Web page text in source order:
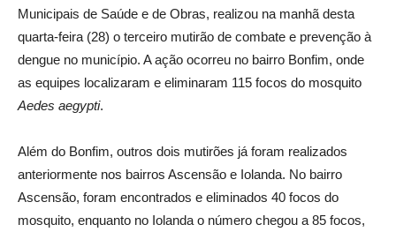
Municipais de Saúde e de Obras, realizou na manhã desta
quarta-feira (28) o terceiro mutirão de combate e prevenção à
dengue no município. A ação ocorreu no bairro Bonfim, onde
as equipes localizaram e eliminaram 115 focos do mosquito
Aedes aegypti.
Além do Bonfim, outros dois mutirões já foram realizados
anteriormente nos bairros Ascensão e Iolanda. No bairro
Ascensão, foram encontrados e eliminados 40 focos do
mosquito, enquanto no Iolanda o número chegou a 85 focos,